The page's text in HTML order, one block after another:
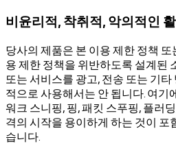
비윤리적, 착취적, 악의적인
당사의 제품은 본 이용 제한 정책
용 제한 정책을 위반하도록 설계된
또는 서비스를 광고, 전송 또는 기
적으로 사용해서는 안 됩니다. 여기
워크 스니핑, 핑, 패킷 스푸핑, 플러
격의 시작을 용이하게 하는 것이 포
습니다.